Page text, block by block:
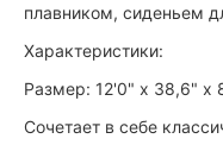
плавником, сиденьем
Характеристики:
Размер: 12'0" x 38,6"
Сочетает в себе